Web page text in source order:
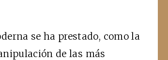
se ha prestado, como la
de las más